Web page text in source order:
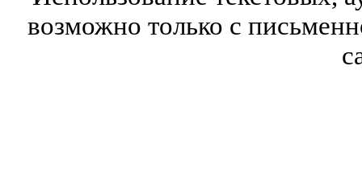
возможно только с